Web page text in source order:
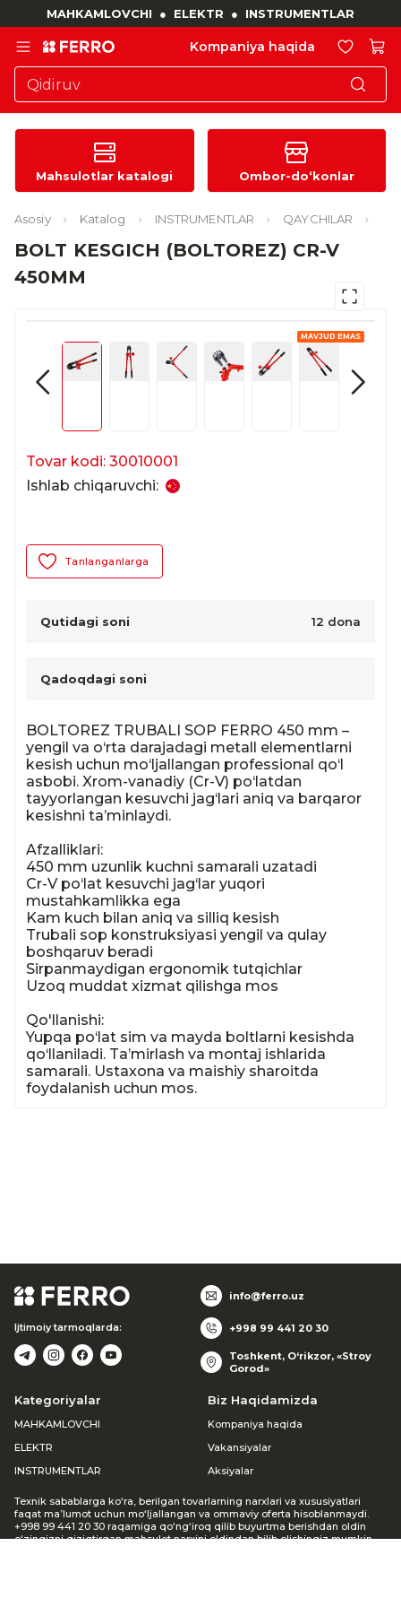
MAHKAMLOVCHI ● ELEKTR ● INSTRUMENTLAR
Kompaniya haqida
Mahsulotlar katalogi Ombor-do‘konlar
Asosiy Katalog INSTRUMENTLAR QAYCHILAR
BOLT KESGICH (BOLTOREZ) CR-V
450MM
MAVJUD EMAS
Tovar kodi: 30010001
Ishlab chiqaruvchi:
Tanlanganlarga
Qutidagi soni 12 dona
Qadoqdagi soni
BOLTOREZ TRUBALI SOP FERRO 450 mm –
yengil va o‘rta darajadagi metall elementlarni
kesish uchun mo‘ljallangan professional qo‘l
asbobi. Xrom-vanadiy (Cr-V) po‘latdan
tayyorlangan kesuvchi jag‘lari aniq va barqaror
kesishni ta’minlaydi.
Afzalliklari:
450 mm uzunlik kuchni samarali uzatadi
Cr-V po‘lat kesuvchi jag‘lar yuqori
mustahkamlikka ega
Kam kuch bilan aniq va silliq kesish
Trubali sop konstruksiyasi yengil va qulay
boshqaruv beradi
Sirpanmaydigan ergonomik tutqichlar
Uzoq muddat xizmat qilishga mos
Qo'llanishi:
Yupqa po‘lat sim va mayda boltlarni kesishda
qo‘llaniladi. Ta’mirlash va montaj ishlarida
samarali. Ustaxona va maishiy sharoitda
foydalanish uchun mos.
Ijtimoiy tarmoqlarda:
info@ferro.uz
+998 99 441 20 30
Toshkent, O‘rikzor, «Stroy
Gorod»
Kategoriyalar
MAHKAMLOVCHI
ELEKTR
INSTRUMENTLAR
Biz Haqidamizda
Kompaniya haqida
Vakansiyalar
Aksiyalar
Texnik sabablarga ko‘ra, berilgan tovarlarning narxlari va xususiyatlari
faqat ma’lumot uchun mo‘ljallangan va ommaviy oferta hisoblanmaydi.
+998 99 441 20 30 raqamiga qo‘ng‘iroq qilib buyurtma berishdan oldin
o‘zingizni qiziqtirgan mahsulot narxini oldindan bilib olishingiz mumkin.